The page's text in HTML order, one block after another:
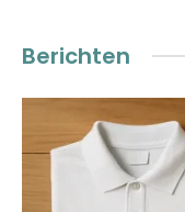
Berichten